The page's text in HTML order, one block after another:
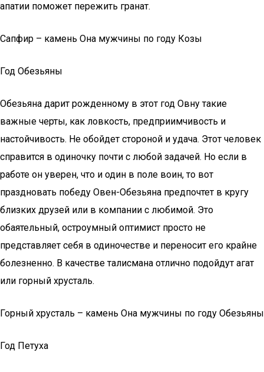
апатии поможет пережить гранат.
Сапфир – камень Она мужчины по году Козы
Год Обезьяны
Обезьяна дарит рожденному в этот год Овну такие
важные черты, как ловкость, предприимчивость и
настойчивость. Не обойдет стороной и удача. Этот человек
справится в одиночку почти с любой задачей. Но если в
работе он уверен, что и один в поле воин, то вот
праздновать победу Овен-Обезьяна предпочтет в кругу
близких друзей или в компании с любимой. Это
обаятельный, остроумный оптимист просто не
представляет себя в одиночестве и переносит его крайне
болезненно. В качестве талисмана отлично подойдут агат
или горный хрусталь.
Горный хрусталь – камень Она мужчины по году Обезьяны
Год Петуха